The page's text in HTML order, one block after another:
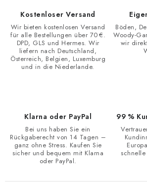
Kostenloser Versand
Wir bieten kostenlosen Versand
für alle Bestellungen über 70 €.
DPD, GLS und Hermes. Wir
liefern nach Deutschland,
Österreich, Belgien, Luxemburg
und in die Niederlande.
Böden,
Woody-
wir
Klarna oder PayPal
Bei uns haben Sie ein
Rückgaberecht von 14 Tagen –
ganz ohne Stress. Kaufen Sie
sicher und bequem mit Klarna
oder PayPal.
99 %